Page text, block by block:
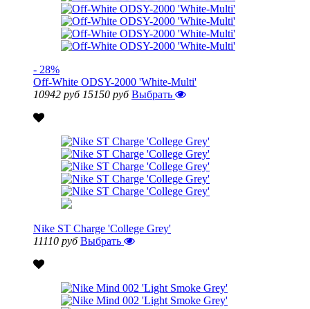
- 28%
Off-White ODSY-2000 'White-Multi'
10942 руб 15150 руб Выбрать
Nike ST Charge 'College Grey'
11110 руб Выбрать